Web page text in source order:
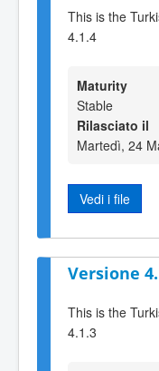
This is the
4.1.4
Maturity
Stable
Rilasciato il
Martedì, 24
Vedi i file
Versione
This is the
4.1.3